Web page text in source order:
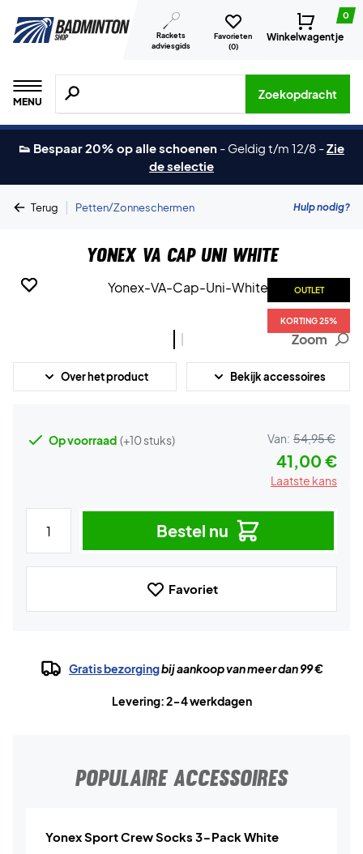
Rackets
adviesgids
Favorieten
(0)
0
Winkelwagentje
MENU
Zoeken naar producten, merken etc.
Zoekopdracht
👟 Bespaar 20% op alle schoenen - Geldig t/m 12/8 -Zie
de selectie
Terug | Petten/Zonneschermen Hulp nodig?
Yonex VA Cap Uni White
OUTLET
KORTING 25%
OUTLET
KORTING 25%
Zoom
Over het product Bekijk accessoires
Op voorraad (+10 stuks) Van: 54,95 €
41,00 €
Laatste kans
Bestel nu
Favoriet
Gratis bezorgingbij aankoop van meer dan 99 €
Levering: 2-4 werkdagen
POPULAIRE ACCESSOIRES
Yonex Sport Crew Socks 3-Pack White